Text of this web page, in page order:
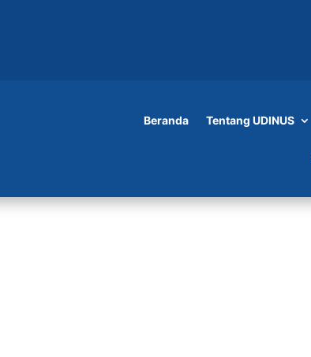
Beranda Tentang UDINUS